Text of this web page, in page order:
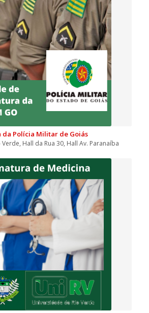
da Polícia Militar de Goiás
Hall da Rua 30, Hall Av. Paranaíba